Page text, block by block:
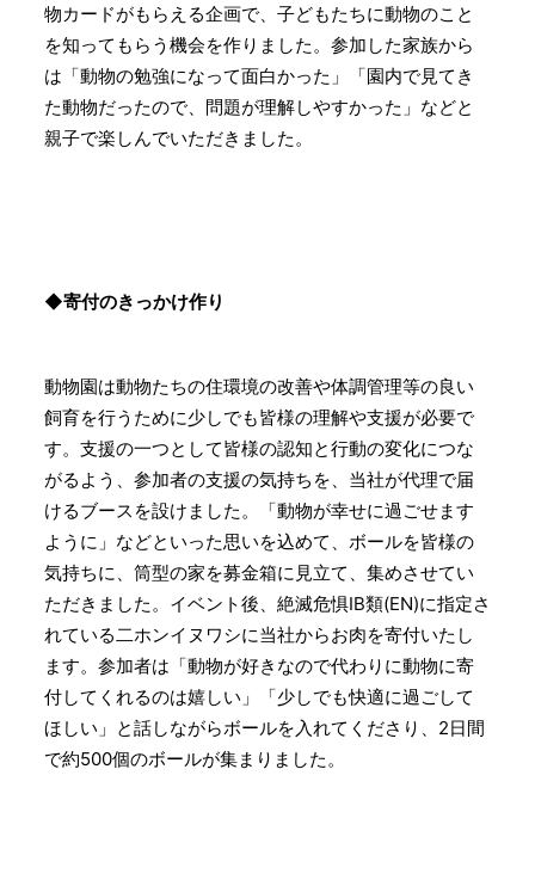
物カードがもらえる企画で、子どもたちに動物のこと
を知ってもらう機会を作りました。参加した家族から
は「動物の勉強になって面白かった」「園内で見てき
た動物だったので、問題が理解しやすかった」などと
親子で楽しんでいただきました。
◆寄付のきっかけ作り
動物園は動物たちの住環境の改善や体調管理等の良い
飼育を行うために少しでも皆様の理解や支援が必要で
す。支援の一つとして皆様の認知と行動の変化につな
がるよう、参加者の支援の気持ちを、当社が代理で届
けるブースを設けました。「動物が幸せに過ごせます
ように」などといった思いを込めて、ボールを皆様の
気持ちに、筒型の家を募金箱に見立て、集めさせてい
ただきました。イベント後、絶滅危惧ⅠB類(EN)に指定さ
れている二ホンイヌワシに当社からお肉を寄付いたし
ます。参加者は「動物が好きなので代わりに動物に寄
付してくれるのは嬉しい」「少しでも快適に過ごして
ほしい」と話しながらボールを入れてくださり、2日間
で約500個のボールが集まりました。